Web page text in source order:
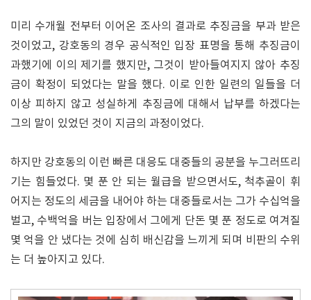
미리 수개월 전부터 이어온 조사의 결과로 추징금을 부과 받은
것이었고, 강호동의 경우 공식적인 입장 표명을 통해 추징금이
과했기에 이의 제기를 했지만, 그것이 받아들여지지 않아 추징
금이 확정이 되었다는 말을 했다. 이로 인한 일련의 일들을 더
이상 피하지 않고 성실하게 추징금에 대해서 납부를 하겠다는
그의 말이 있었던 것이 지금의 과정이었다.
하지만 강호동의 이런 빠른 대응도 대중들의 공분을 누그러뜨리
기는 힘들었다. 몇 푼 안 되는 월급을 받으면서도, 척추골이 휘
어지는 정도의 세금을 내어야 하는 대중들로서는 그가 수십억을
벌고, 수백억을 버는 입장에서 그에게 단돈 몇 푼 정도로 여겨질
몇 억을 안 냈다는 것에 심히 배신감을 느끼게 되며 비판의 수위
는 더 높아지고 있다.